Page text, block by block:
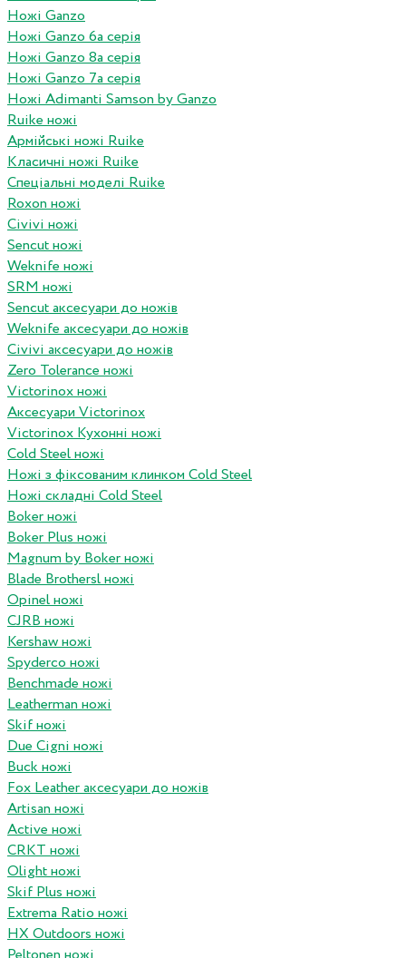
Ножі Ganzo
Ножі Ganzo 6а серія
Ножі Ganzo 8а серія
Ножі Ganzo 7а серія
Ножі Adimanti Samson by Ganzo
Ruike ножі
Армійські ножі Ruike
Класичні ножі Ruike
Спеціальні моделі Ruike
Roxon ножi
Civivi ножі
Sencut ножі
Weknife ножі
SRM ножі
Sencut аксесуари до ножів
Weknife аксесуари до ножів
Civivi аксесуари до ножів
Zero Tolerance ножі
Victorinox ножі
Аксесуари Victorinox
Victorinox Кухонні ножі
Cold Steel ножі
Ножі з фіксованим клинком Cold Steel
Ножі складні Cold Steel
Boker ножі
Boker Plus ножі
Magnum by Boker ножі
Blade Brothersl ножі
Opinel ножі
CJRB ножі
Kershaw ножі
Spyderco ножі
Benchmade ножі
Leatherman ножі
Skif ножі
Due Cigni ножі
Buck ножі
Fox Leather аксесуари до ножів
Artisan ножі
Active ножі
CRKT ножі
Olight ножі
Skif Plus ножі
Extrema Ratio ножі
HX Outdoors ножі